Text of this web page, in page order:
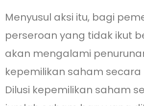
Menyusul aksi itu, bagi
perseroan yang tidak ikut
akan mengalami
kepemilikan saham secara
Dilusi kepemilikan saham